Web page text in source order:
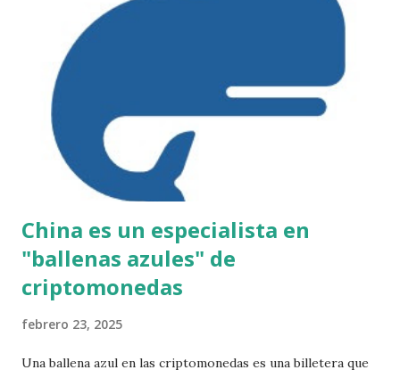
China es un especialista en
"ballenas azules" de
criptomonedas
febrero 23, 2025
Una ballena azul en las criptomonedas es una billetera que